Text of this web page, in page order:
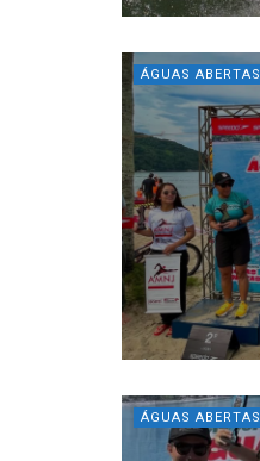
ÁGUAS ABERTAS
ÁGUAS ABERTAS